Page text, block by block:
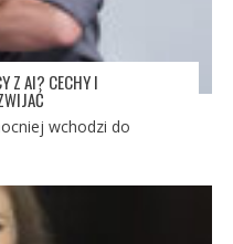
Z AI? CECHY I
wchodzi do